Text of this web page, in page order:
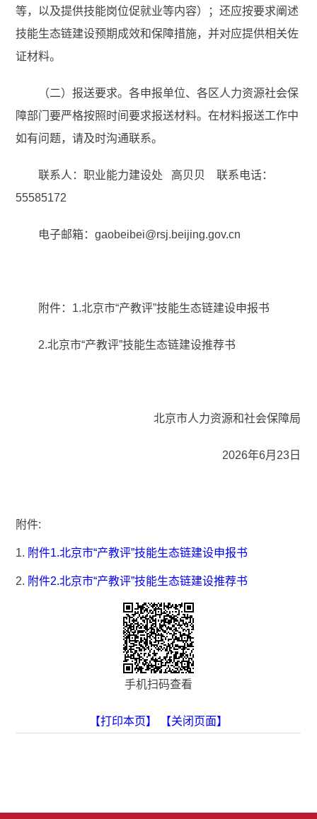
等，以及提供技能岗位促就业等内容）；还应按要求阐述
技能生态链建设预期成效和保障措施，并对应提供相关佐
证材料。
（二）报送要求。各申报单位、各区人力资源社会保
障部门要严格按照时间要求报送材料。在材料报送工作中
如有问题，请及时沟通联系。
联系人：职业能力建设处 高贝贝 联系电话：
55585172
电子邮箱：gaobeibei@rsj.beijing.gov.cn
附件：1.北京市“产教评”技能生态链建设申报书
2.北京市“产教评”技能生态链建设推荐书
北京市人力资源和社会保障局
2026年6月23日
附件:
1. 附件1.北京市“产教评”技能生态链建设申报书
2. 附件2.北京市“产教评”技能生态链建设推荐书
手机扫码查看
【打印本页】 【关闭页面】